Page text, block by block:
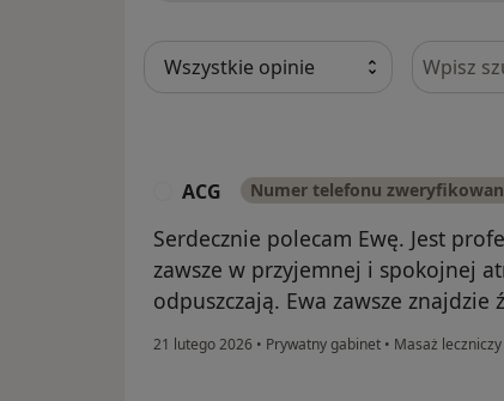
Szukaj w
ACG Numer telefonu
Serdecznie polecam Ewę. Jest
zawsze w przyjemnej i spokojnej
odpuszczają. Ewa zawsze znajdzie
21 lutego 2026 • Prywatny gabinet • Masaż leczniczy